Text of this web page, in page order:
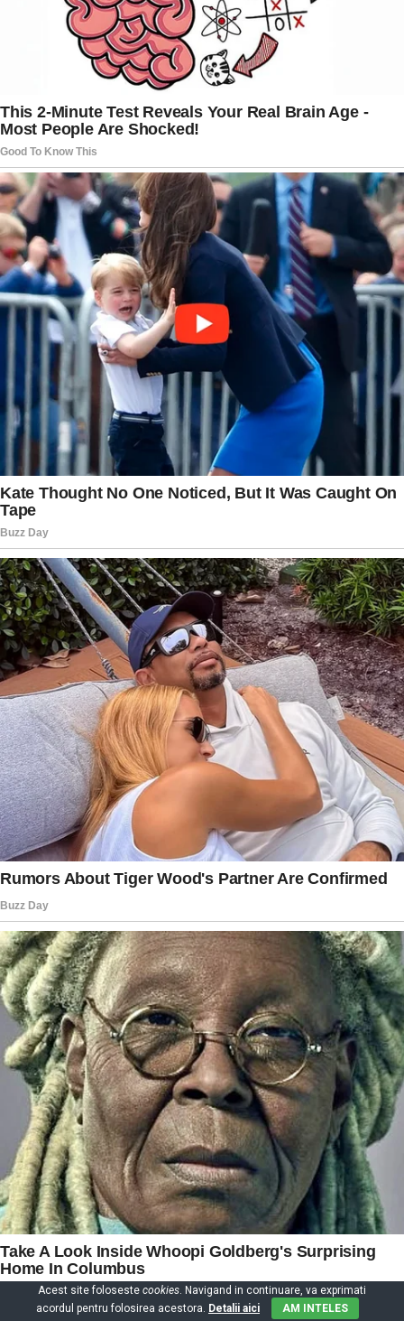
Acest site foloseste cookies. Navigand in continuare, va exprimati
acordul pentru folosirea acestora. Detalii aici AM INTELES